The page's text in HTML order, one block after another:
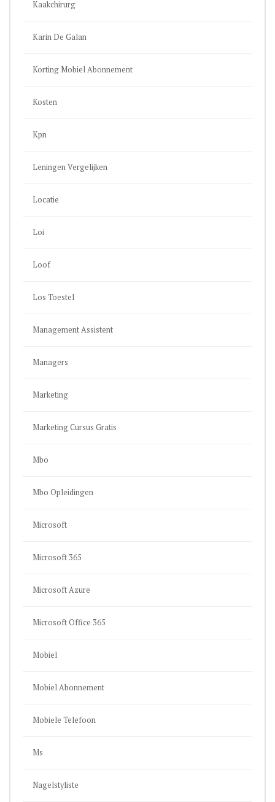
Kaakchirurg
Karin De Galan
Korting Mobiel Abonnement
Kosten
Kpn
Leningen Vergelijken
Locatie
Loi
Loof
Los Toestel
Management Assistent
Managers
Marketing
Marketing Cursus Gratis
Mbo
Mbo Opleidingen
Microsoft
Microsoft 365
Microsoft Azure
Microsoft Office 365
Mobiel
Mobiel Abonnement
Mobiele Telefoon
Ms
Nagelstyliste